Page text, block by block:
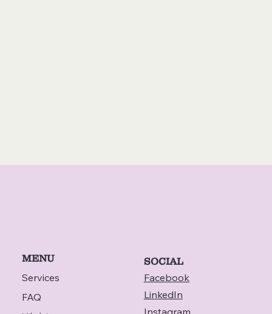
MENU
Services
FAQ
SOCIAL
Facebook
LinkedIn
Instagram